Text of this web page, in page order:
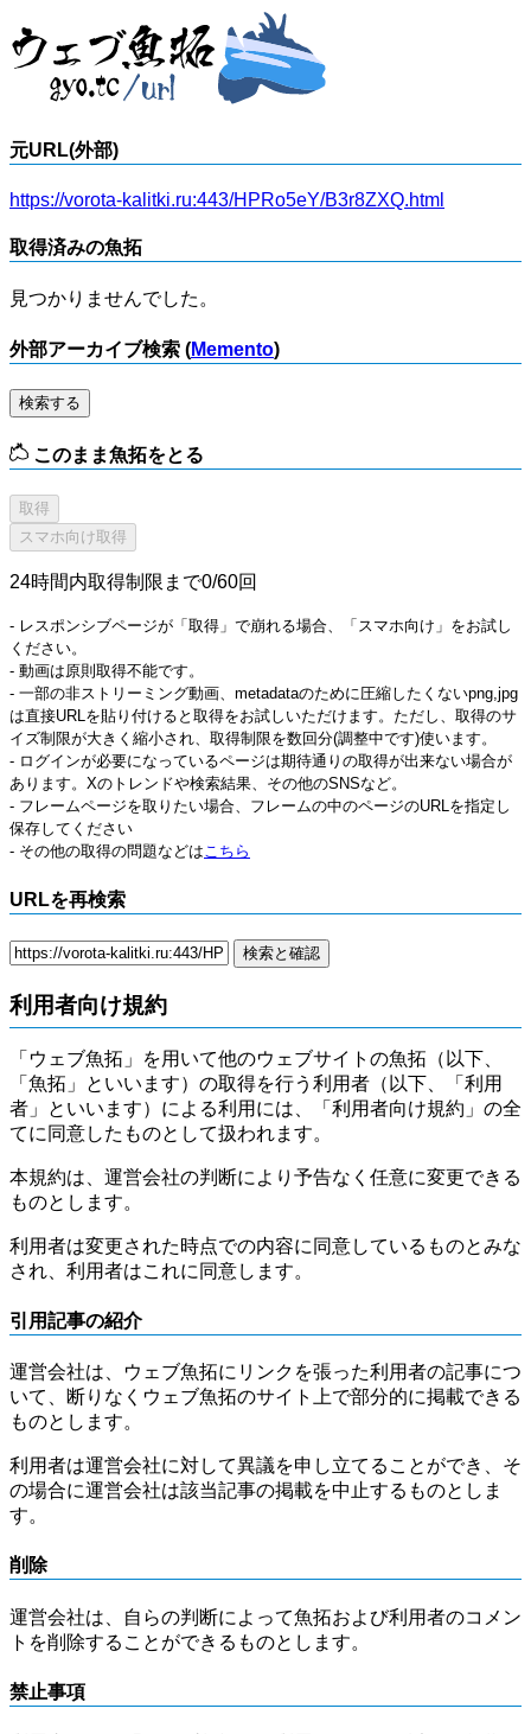
元URL(外部)
https://vorota-kalitki.ru:443/HPRo5eY/B3r8ZXQ.html
取得済みの魚拓
見つかりませんでした。
外部アーカイブ検索 (Memento)
検索する
このまま魚拓をとる
24時間内取得制限まで0/60回
- レスポンシブページが「取得」で崩れる場合、「スマホ向け」をお試し
ください。
- 動画は原則取得不能です。
- 一部の非ストリーミング動画、metadataのために圧縮したくないpng,jpg
は直接URLを貼り付けると取得をお試しいただけます。ただし、取得のサ
イズ制限が大きく縮小され、取得制限を数回分(調整中です)使います。
- ログインが必要になっているページは期待通りの取得が出来ない場合が
あります。Xのトレンドや検索結果、その他のSNSなど。
- フレームページを取りたい場合、フレームの中のページのURLを指定し
保存してください
- その他の取得の問題などはこちら
URLを再検索
利用者向け規約
「ウェブ魚拓」を用いて他のウェブサイトの魚拓（以下、
「魚拓」といいます）の取得を行う利用者（以下、「利用
者」といいます）による利用には、「利用者向け規約」の全
てに同意したものとして扱われます。
本規約は、運営会社の判断により予告なく任意に変更できる
ものとします。
利用者は変更された時点での内容に同意しているものとみな
され、利用者はこれに同意します。
引用記事の紹介
運営会社は、ウェブ魚拓にリンクを張った利用者の記事につ
いて、断りなくウェブ魚拓のサイト上で部分的に掲載できる
ものとします。
利用者は運営会社に対して異議を申し立てることができ、そ
の場合に運営会社は該当記事の掲載を中止するものとしま
す。
削除
運営会社は、自らの判断によって魚拓および利用者のコメン
トを削除することができるものとします。
禁止事項